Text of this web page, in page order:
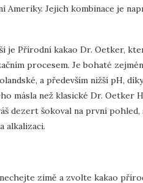
Ameriky. Jejich kombinace je
je Přírodní kakao Dr. Oetker,
procesem. Je bohaté
a především nižší pH,
másla než klasické Dr. Oetker
dezert šokoval na první
alkalizaci.
zimě a zvolte kakao